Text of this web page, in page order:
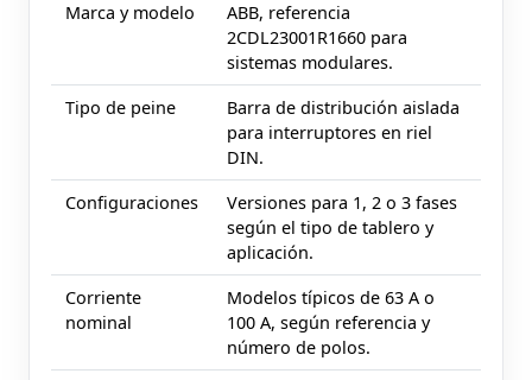
Marca y modelo
ABB, referencia
2CDL23001R1660 para
sistemas modulares.
Tipo de peine
Barra de distribución aislada
para interruptores en riel
DIN.
Configuraciones
Versiones para 1, 2 o 3 fases
según el tipo de tablero y
aplicación.
Corriente
nominal
Modelos típicos de 63 A o
100 A, según referencia y
número de polos.